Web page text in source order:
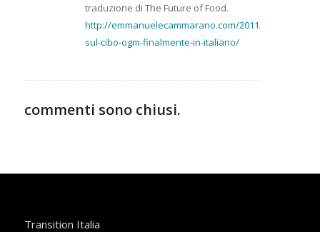
traduzione di The Future of Food.
http://emmanuelecammarano.com/2011/07/16/film-
sul-cibo-ogm-finalmente-in-italiano/
commenti sono chiusi.
Transition Italia